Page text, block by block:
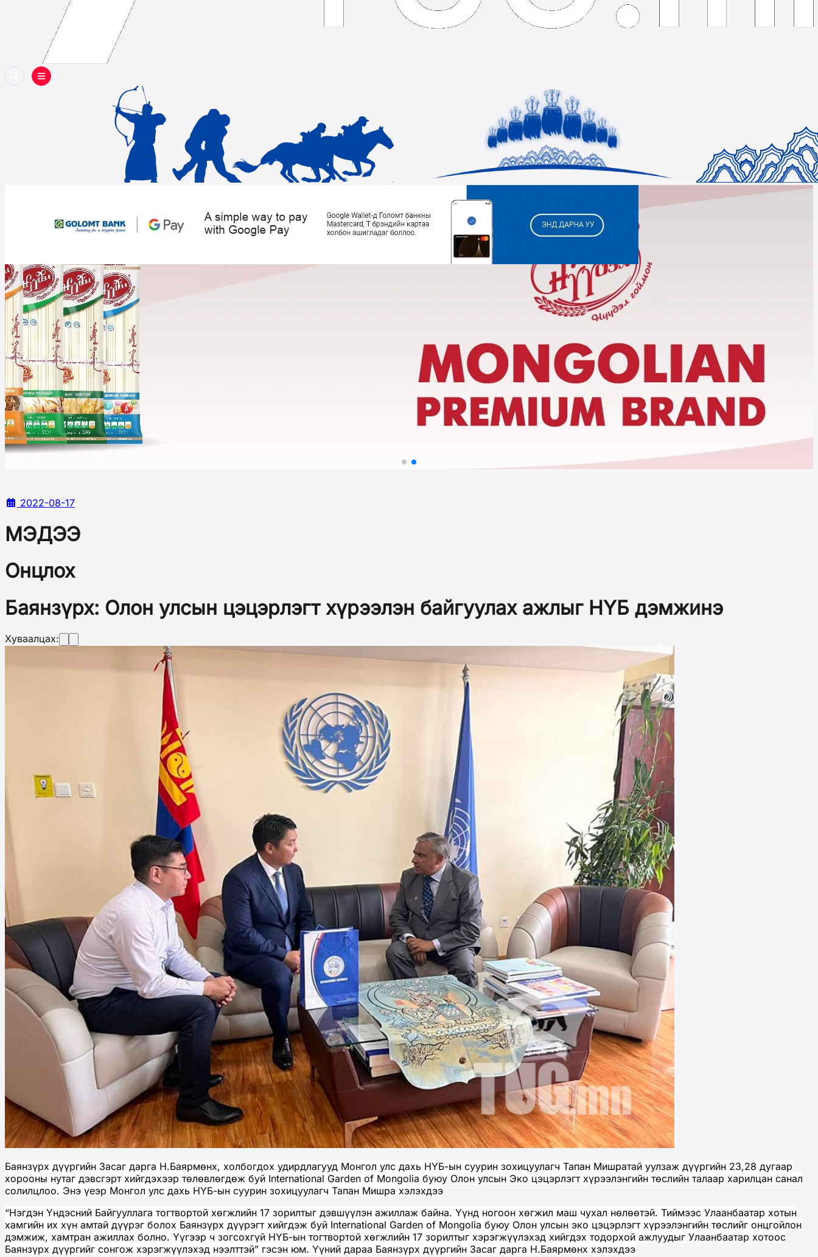
2022-08-17
МЭДЭЭ
Онцлох
Баянзүрх: Олон улсын цэцэрлэгт хүрээлэн байгуулах ажлыг НҮБ дэмжинэ
Хуваалцах:
Баянзүрх дүүргийн Засаг дарга Н.Баярмөнх, холбогдох удирдлагууд Монгол улс дахь НҮБ-ын суурин зохицуулагч Тапан Мишратай уулзаж дүүргийн 23,28 дугаар
хорооны нутаг дэвсгэрт хийгдэхээр төлөвлөгдөж буй International Garden of Mongolia буюу Олон улсын Эко цэцэрлэгт хүрээлэнгийн төслийн талаар харилцан санал
солилцлоо. Энэ үеэр Монгол улс дахь НҮБ-ын суурин зохицуулагч Тапан Мишра хэлэхдээ
“Нэгдэн Үндэсний Байгууллага тогтвортой хөгжлийн 17 зорилтыг дэвшүүлэн ажиллаж байна. Үүнд ногоон хөгжил маш чухал нөлөөтэй. Тиймээс Улаанбаатар хотын
хамгийн их хүн амтай дүүрэг болох Баянзүрх дүүрэгт хийгдэж буй International Garden of Mongolia буюу Олон улсын эко цэцэрлэгт хүрээлэнгийн төслийг онцгойлон
дэмжиж, хамтран ажиллах болно. Үүгээр ч зогсохгүй НҮБ-ын тогтвортой хөгжлийн 17 зорилтыг хэрэгжүүлэхэд хийгдэх тодорхой ажлуудыг Улаанбаатар хотоос
Баянзүрх дүүргийг сонгож хэрэгжүүлэхэд нээлттэй” гэсэн юм. Үүний дараа Баянзүрх дүүргийн Засаг дарга Н.Баярмөнх хэлэхдээ